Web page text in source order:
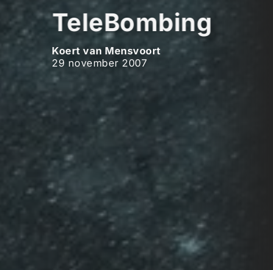
TeleBombing
Koert van Mensvoort
29 november 2007